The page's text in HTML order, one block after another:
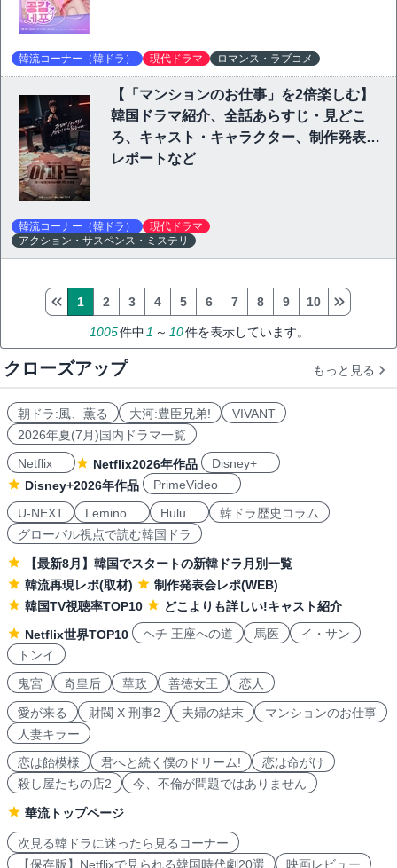
韓流コーナー（韓ドラ） 現代ドラマ ロマンス・ラブコメ
【「マンションのお仕事」を2倍楽しむ】
韓国ドラマ紹介、全話あらすじ・見どこ
ろ、キャスト・キャラクター、制作発表会
レポートなど
韓流コーナー（韓ドラ）
現代ドラマ
アクション・サスペンス・ミステリ
1005件中 1 ～ 10件を表示しています。
1 2 3 4 5 6 7 8 9 10
クローズアップ もっと見る
朝ドラ:風、薫る 大河:豊臣兄弟!
VIVANT
2026年夏(7月)国内ドラマ一覧
Netflix
Netflix2026年作品
Disney+
Disney+2026年作品
PrimeVideo
U-NEXT
Lemino Hulu
韓ドラ歴史コラム
グローバル視点で読む韓国ドラ
【最新8月】韓国でスタートの新韓ドラ月別一覧
韓流再現レポ(取材)
制作発表会レポ(WEB)
韓国TV視聴率TOP10
どこよりも詳しい!キャスト紹介
Netflix世界TOP10
ヘチ 王座への道 馬医
イ・サン
トンイ
鬼宮
奇皇后 華政 善徳女王 恋人
愛が来る 財閥 X 刑事2 夫婦の結末
マンションのお仕事
人妻キラー
恋は飴模様
君へと続く僕のドリーム!
恋は命がけ
殺し屋たちの店2
今、不倫が問題ではありません
華流トップページ
次見る韓ドラに迷ったら見るコーナー
【保存版】Netflixで見られる韓国時代劇20選
映画レビュー